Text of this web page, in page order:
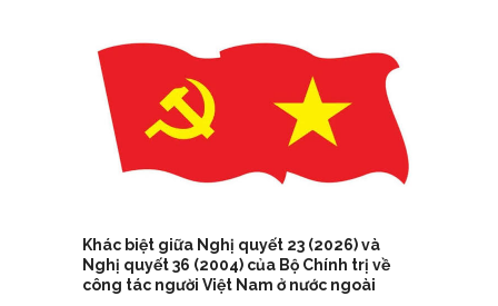
Khác biệt giữa Nghị quyết 23 (2026) và
Nghị quyết 36 (2004) của Bộ Chính trị về
công tác người Việt Nam ở nước ngoài